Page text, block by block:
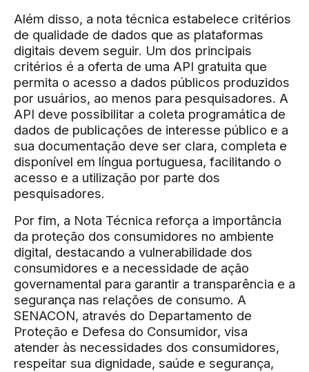
Além disso, a nota técnica estabelece critérios
de qualidade de dados que as plataformas
digitais devem seguir. Um dos principais
critérios é a oferta de uma API gratuita que
permita o acesso a dados públicos produzidos
por usuários, ao menos para pesquisadores. A
API deve possibilitar a coleta programática de
dados de publicações de interesse público e a
sua documentação deve ser clara, completa e
disponível em língua portuguesa, facilitando o
acesso e a utilização por parte dos
pesquisadores.
Por fim, a Nota Técnica reforça a importância
da proteção dos consumidores no ambiente
digital, destacando a vulnerabilidade dos
consumidores e a necessidade de ação
governamental para garantir a transparência e a
segurança nas relações de consumo. A
SENACON, através do Departamento de
Proteção e Defesa do Consumidor, visa
atender às necessidades dos consumidores,
respeitar sua dignidade, saúde e segurança,